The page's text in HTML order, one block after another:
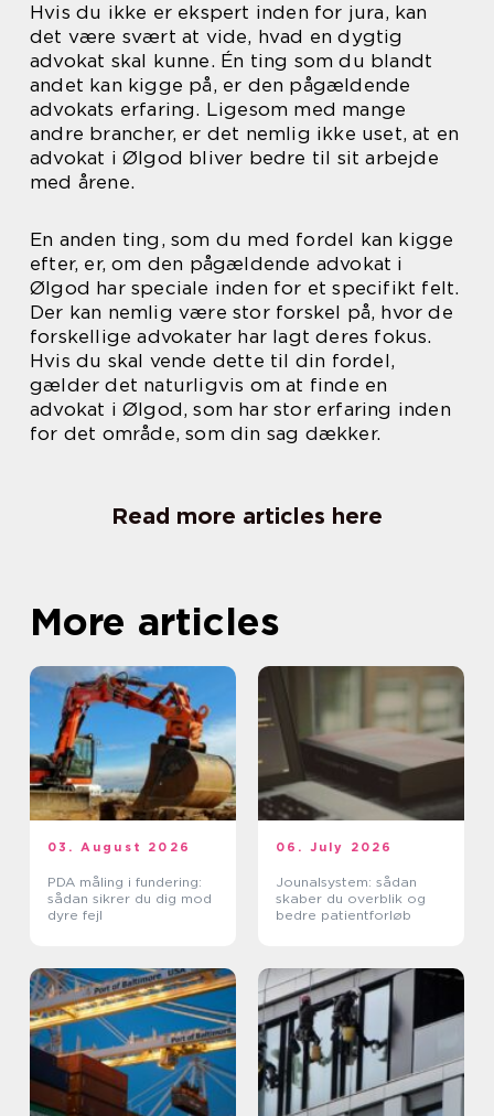
Hvis du ikke er ekspert inden for jura, kan
det være svært at vide, hvad en dygtig
advokat skal kunne. Én ting som du blandt
andet kan kigge på, er den pågældende
advokats erfaring. Ligesom med mange
andre brancher, er det nemlig ikke uset, at en
advokat i Ølgod bliver bedre til sit arbejde
med årene.
En anden ting, som du med fordel kan kigge
efter, er, om den pågældende advokat i
Ølgod har speciale inden for et specifikt felt.
Der kan nemlig være stor forskel på, hvor de
forskellige advokater har lagt deres fokus.
Hvis du skal vende dette til din fordel,
gælder det naturligvis om at finde en
advokat i Ølgod, som har stor erfaring inden
for det område, som din sag dækker.
Read more articles here
More articles
03. August 2026
PDA måling i fundering:
sådan sikrer du dig mod
dyre fejl
06. July 2026
Jounalsystem: sådan
skaber du overblik og
bedre patientforløb